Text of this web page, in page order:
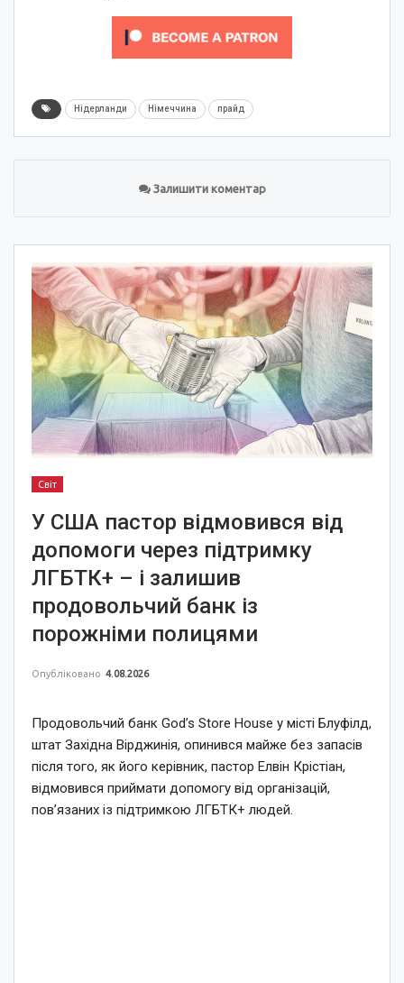
Нідерланди Німеччина прайд
Залишити коментар
Світ
У США пастор відмовився від
допомоги через підтримку
ЛГБТК+ – і залишив
продовольчий банк із
порожніми полицями
Опубліковано 4.08.2026
Продовольчий банк God’s Store House у місті Блуфілд,
штат Західна Вірджинія, опинився майже без запасів
після того, як його керівник, пастор Елвін Крістіан,
відмовився приймати допомогу від організацій,
пов’язаних із підтримкою ЛГБТК+ людей.